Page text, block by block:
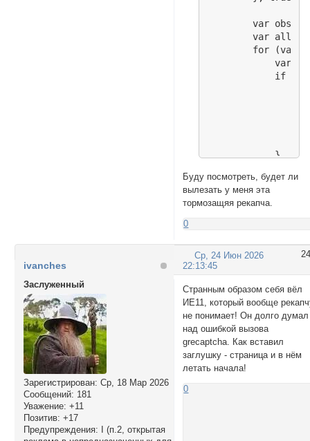
	var observer = new MutationObserver(function(mutations, obs) {
var
for (var
var
if
            }
    });
})();
</script>
Буду посмотреть, будет ли
вылезать у меня эта
тормозащяя рекапча.
0
24
Ср, 24 Июн 2026
22:13:45
ivanches
Заслуженный
Зарегистрирован: Ср, 18 Мар 2026
Сообщений: 181
Уважение: +11
Позитив: +17
Предупреждения: I (п.2, открытая
Странным образом себя вёл
ИЕ11, который вообще
не понимает! Он долго думал
над ошибкой вызова
grecaptcha. Как вставил
заглушку - страница и в нём
летать начала!
0